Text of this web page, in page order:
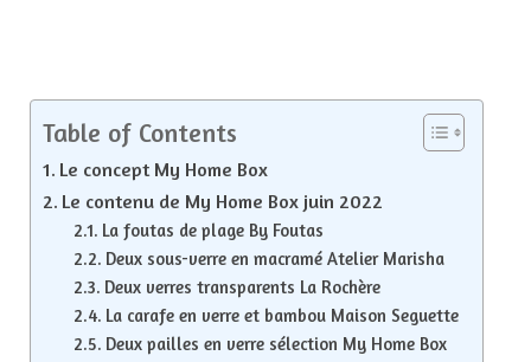
Table of Contents
Le concept My Home Box
Le contenu de My Home Box juin 2022
La foutas de plage By Foutas
Deux sous-verre en macramé Atelier Marisha
Deux verres transparents La Rochère
La carafe en verre et bambou Maison Seguette
Deux pailles en verre sélection My Home Box